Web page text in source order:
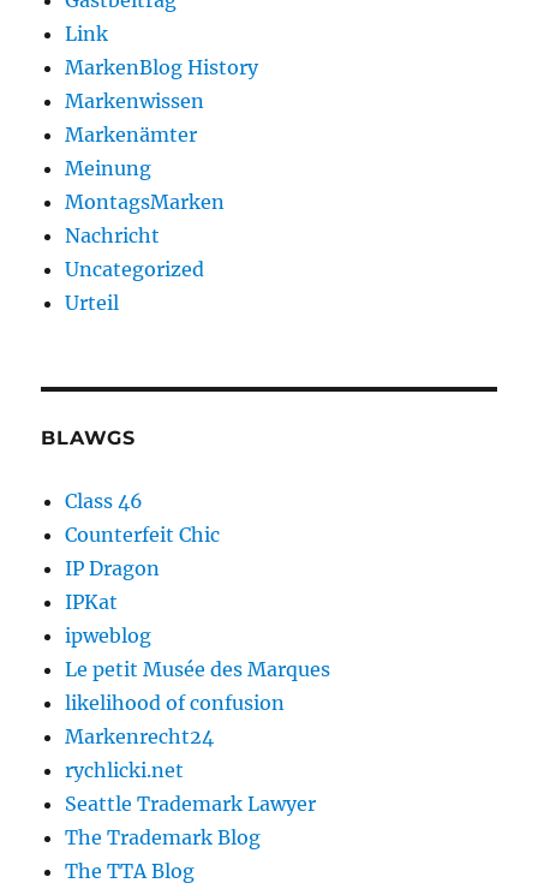
Link
MarkenBlog History
Markenwissen
Markenämter
Meinung
MontagsMarken
Nachricht
Uncategorized
Urteil
BLAWGS
Class 46
Counterfeit Chic
IP Dragon
IPKat
ipweblog
Le petit Musée des Marques
likelihood of confusion
Markenrecht24
rychlicki.net
Seattle Trademark Lawyer
The Trademark Blog
The TTA Blog